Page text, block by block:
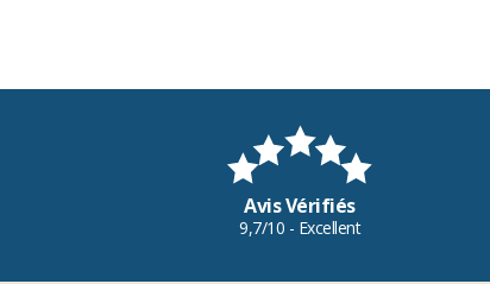
Avis Vérifiés
9,7/10 - Excellent